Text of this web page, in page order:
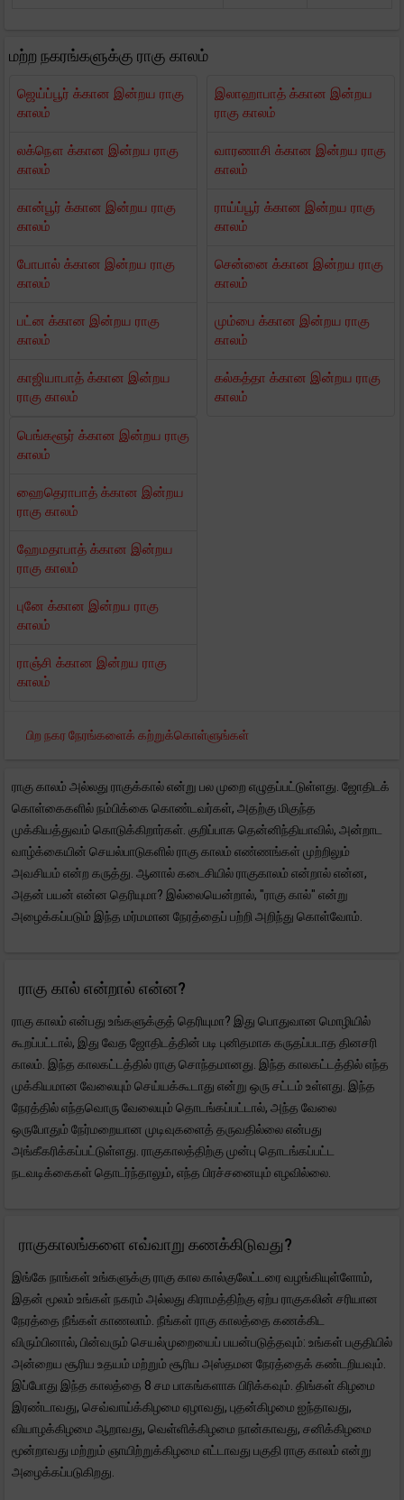
மற்ற நகரங்களுக்கு ராகு காலம்
ஜெய்ப்பூர் க்கான இன்றய ராகு
காலம்
லக்நௌ க்கான இன்றய ராகு
காலம்
கான்பூர் க்கான இன்றய ராகு
காலம்
போபால் க்கான இன்றய ராகு
காலம்
பட்ன க்கான இன்றய ராகு
காலம்
காஜியாபாத் க்கான இன்றய
ராகு காலம்
இலாஹாபாத் க்கான இன்றய
ராகு காலம்
வாரணாசி க்கான இன்றய ராகு
காலம்
ராய்ப்பூர் க்கான இன்றய ராகு
காலம்
சென்னை க்கான இன்றய ராகு
காலம்
மும்பை க்கான இன்றய ராகு
காலம்
கல்கத்தா க்கான இன்றய ராகு
காலம்
பெங்களூர் க்கான இன்றய ராகு
காலம்
ஹைதெராபாத் க்கான இன்றய
ராகு காலம்
ஹேமதாபாத் க்கான இன்றய
ராகு காலம்
புனே க்கான இன்றய ராகு
காலம்
ராஞ்சி க்கான இன்றய ராகு
காலம்
பிற நகர நேரங்களைக் கற்றுக்கொள்ளுங்கள்
ராகு காலம் அல்லது ராகுக்கால் என்று பல முறை எழுதப்பட்டுள்ளது. ஜோதிடக்
கொள்கைகளில் நம்பிக்கை கொண்டவர்கள், அதற்கு மிகுந்த
முக்கியத்துவம் கொடுக்கிறார்கள். குறிப்பாக தென்னிந்தியாவில், அன்றாட
வாழ்க்கையின் செயல்பாடுகளில் ராகு காலம் எண்ணங்கள் முற்றிலும்
அவசியம் என்ற கருத்து. ஆனால் கடைசியில் ராகுகாலம் என்றால் என்ன,
அதன் பயன் என்ன தெரியுமா? இல்லையென்றால், "ராகு கால்" என்று
அழைக்கப்படும் இந்த மர்மமான நேரத்தைப் பற்றி அறிந்து கொள்வோம்.
ராகு கால் என்றால் என்ன?
ராகு காலம் என்பது உங்களுக்குத் தெரியுமா? இது பொதுவான மொழியில்
கூறப்பட்டால், இது வேத ஜோதிடத்தின் படி புனிதமாக கருதப்படாத தினசரி
காலம். இந்த காலகட்டத்தில் ராகு சொந்தமானது. இந்த காலகட்டத்தில் எந்த
முக்கியமான வேலையும் செய்யக்கூடாது என்று ஒரு சட்டம் உள்ளது. இந்த
நேரத்தில் எந்தவொரு வேலையும் தொடங்கப்பட்டால், அந்த வேலை
ஒருபோதும் நேர்மறையான முடிவுகளைத் தருவதில்லை என்பது
அங்கீகரிக்கப்பட்டுள்ளது. ராகுகாலத்திற்கு முன்பு தொடங்கப்பட்ட
நடவடிக்கைகள் தொடர்ந்தாலும், எந்த பிரச்சனையும் எழவில்லை.
ராகுகாலங்களை எவ்வாறு கணக்கிடுவது?
இங்கே நாங்கள் உங்களுக்கு ராகு கால கால்குலேட்டரை வழங்கியுள்ளோம்,
இதன் மூலம் உங்கள் நகரம் அல்லது கிராமத்திற்கு ஏற்ப ராகுகலின் சரியான
நேரத்தை நீங்கள் காணலாம். நீங்கள் ராகு காலத்தை கணக்கிட
விரும்பினால், பின்வரும் செயல்முறையைப் பயன்படுத்தவும்: உங்கள் பகுதியில்
அன்றைய சூரிய உதயம் மற்றும் சூரிய அஸ்தமன நேரத்தைக் கண்டறியவும்.
இப்போது இந்த காலத்தை 8 சம பாகங்களாக பிரிக்கவும். திங்கள் கிழமை
இரண்டாவது, செவ்வாய்க்கிழமை ஏழாவது, புதன்கிழமை ஐந்தாவது,
வியாழக்கிழமை ஆறாவது, வெள்ளிக்கிழமை நான்காவது, சனிக்கிழமை
மூன்றாவது மற்றும் ஞாயிற்றுக்கிழமை எட்டாவது பகுதி ராகு காலம் என்று
அழைக்கப்படுகிறது.